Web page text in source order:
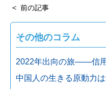
＜ 前の記事
その他のコラム
2022年出向の旅───信
中国人の生きる原動力